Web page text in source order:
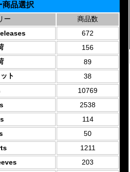
品選択
ー
商品数
672
156
89
ト
38
10769
2538
114
50
1211
203